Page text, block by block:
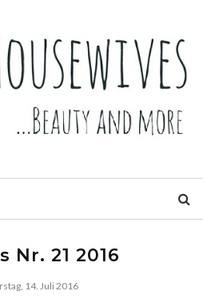
Nr. 21 2016
14. Juli 2016